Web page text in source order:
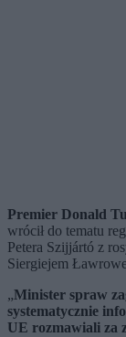
Premier Donald
wrócił do tematu
Petera Szijjártó z
Siergiejem
„Minister spraw
systematycznie
UE rozmawiali za